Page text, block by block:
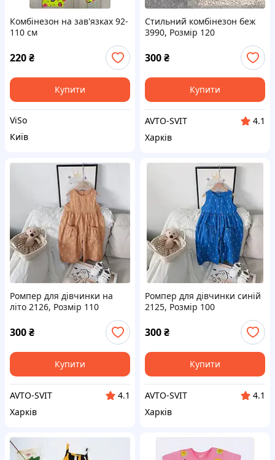
Комбінезон на зав'язках 92-
110 см
220₴
Купити
ViSo
Київ
Стильний комбінезон беж
3990, Розмір 120
300₴
Купити
AVTO-SVIT
4.1
Харків
Ромпер для дівчинки на
літо 2126, Розмір 110
300₴
Купити
AVTO-SVIT
4.1
Харків
Ромпер для дівчинки синій
2125, Розмір 100
300₴
Купити
AVTO-SVIT
4.1
Харків